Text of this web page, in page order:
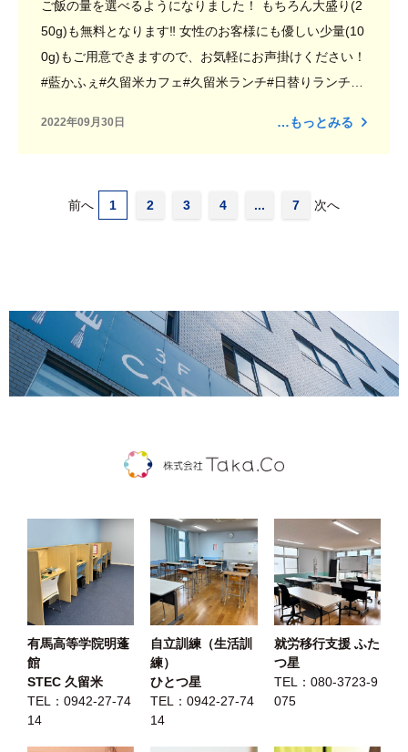
ご飯の量を選べるようになりました！ もちろん大盛り(2
50g)も無料となります‼︎ 女性のお客様にも優しい少量(10
0g)もご用意できますので、お気軽にお声掛けください！
#藍かふぇ#久留米カフェ#久留米ランチ#日替りランチ#
オリジナルブレンド#華味鷄手羽元カレー#ナスキーマカ
レー#カレーライス#コロナウイルス感染症対策#飛沫防
久留米福祉#福岡福祉#久留米医療#久留米就労支援#久留
2022年09月30日 …もっとみる
前へ 1 2 3 4 ... 7 次へ
有馬高等学院明蓬
館
STEC 久留米
TEL： 0942-27-74
14
自立訓練（生活訓
練）
ひとつ星
TEL：0942-27-74
14
就労移行支援 ふた
つ星
TEL： 080-3723-9
075